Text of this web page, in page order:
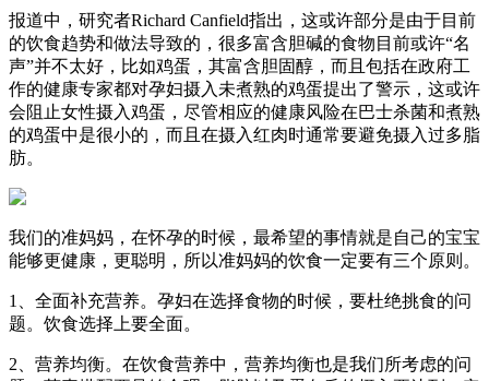
报道中，研究者Richard Canfield指出，这或许部分是由于目前
的饮食趋势和做法导致的，很多富含胆碱的食物目前或许“名
声”并不太好，比如鸡蛋，其富含胆固醇，而且包括在政府工
作的健康专家都对孕妇摄入未煮熟的鸡蛋提出了警示，这或许
会阻止女性摄入鸡蛋，尽管相应的健康风险在巴士杀菌和煮熟
的鸡蛋中是很小的，而且在摄入红肉时通常要避免摄入过多脂
肪。
我们的准妈妈，在怀孕的时候，最希望的事情就是自己的宝宝
能够更健康，更聪明，所以准妈妈的饮食一定要有三个原则。
1、全面补充营养。孕妇在选择食物的时候，要杜绝挑食的问
题。饮食选择上要全面。
2、营养均衡。在饮食营养中，营养均衡也是我们所考虑的问